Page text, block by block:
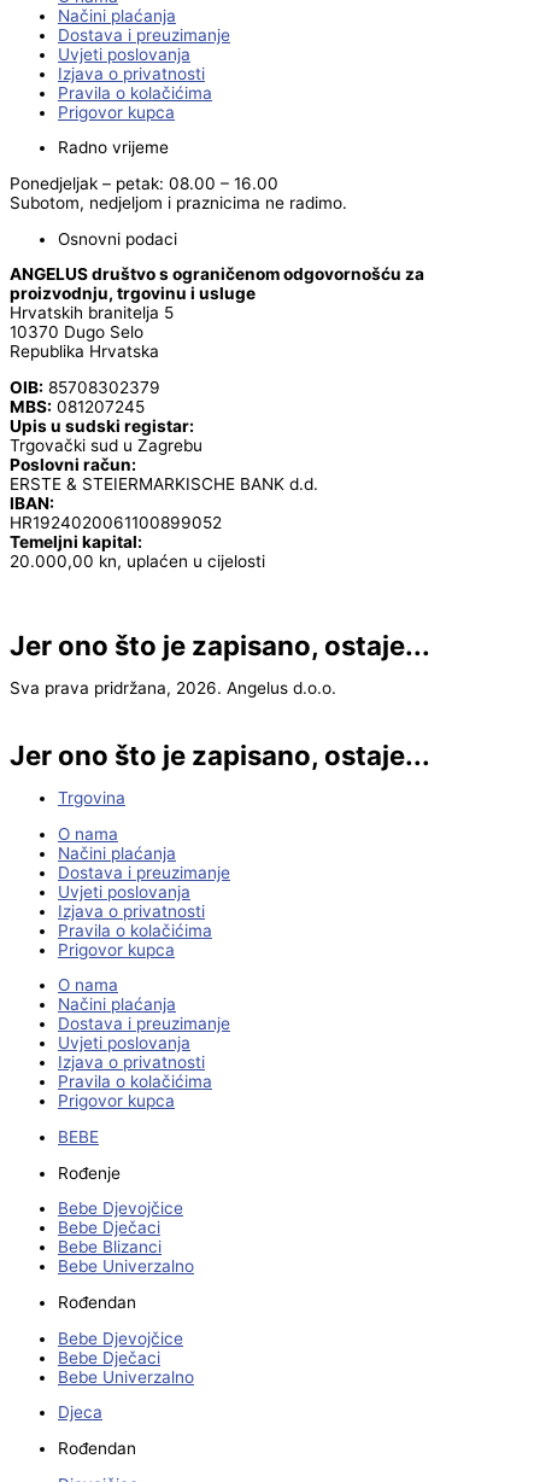
Načini plaćanja
Dostava i preuzimanje
Uvjeti poslovanja
Izjava o privatnosti
Pravila o kolačićima
Prigovor kupca
Radno vrijeme
Ponedjeljak – petak: 08.00 – 16.00
Subotom, nedjeljom i praznicima ne radimo.
Osnovni podaci
ANGELUS društvo s ograničenom odgovornošću za
proizvodnju, trgovinu i usluge
Hrvatskih branitelja 5
10370 Dugo Selo
Republika Hrvatska
OIB: 85708302379
MBS: 081207245
Upis u sudski registar:
Trgovački sud u Zagrebu
Poslovni račun:
ERSTE & STEIERMARKISCHE BANK d.d.
IBAN:
HR1924020061100899052
Temeljni kapital:
20.000,00 kn, uplaćen u cijelosti
Jer ono što je zapisano, ostaje...
Sva prava pridržana, 2026. Angelus d.o.o.
Jer ono što je zapisano, ostaje...
Trgovina
O nama
Načini plaćanja
Dostava i preuzimanje
Uvjeti poslovanja
Izjava o privatnosti
Pravila o kolačićima
Prigovor kupca
O nama
Načini plaćanja
Dostava i preuzimanje
Uvjeti poslovanja
Izjava o privatnosti
Pravila o kolačićima
Prigovor kupca
BEBE
Rođenje
Bebe Djevojčice
Bebe Dječaci
Bebe Blizanci
Bebe Univerzalno
Rođendan
Bebe Djevojčice
Bebe Dječaci
Bebe Univerzalno
Djeca
Rođendan